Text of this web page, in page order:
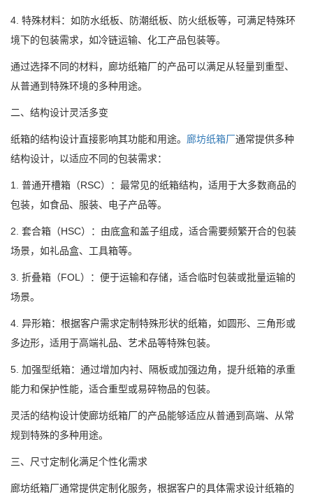
4. 特殊材料：如防水纸板、防潮纸板、防火纸板等，可满足特殊环
境下的包装需求，如冷链运输、化工产品包装等。
通过选择不同的材料，廊坊纸箱厂的产品可以满足从轻量到重型、
从普通到特殊环境的多种用途。
二、结构设计灵活多变
纸箱的结构设计直接影响其功能和用途。 廊坊纸箱厂通常提供多种
结构设计，以适应不同的包装需求：
1. 普通开槽箱（RSC）：最常见的纸箱结构，适用于大多数商品的
包装，如食品、服装、电子产品等。
2. 套合箱（HSC）：由底盒和盖子组成，适合需要频繁开合的包装
场景，如礼品盒、工具箱等。
3. 折叠箱（FOL）：便于运输和存储，适合临时包装或批量运输的
场景。
4. 异形箱：根据客户需求定制特殊形状的纸箱，如圆形、三角形或
多边形，适用于高端礼品、艺术品等特殊包装。
5. 加强型纸箱：通过增加内衬、隔板或加强边角，提升纸箱的承重
能力和保护性能，适合重型或易碎物品的包装。
灵活的结构设计使廊坊纸箱厂的产品能够适应从普通到高端、从常
规到特殊的多种用途。
三、尺寸定制化满足个性化需求
廊坊纸箱厂通常提供定制化服务，根据客户的具体需求设计纸箱的